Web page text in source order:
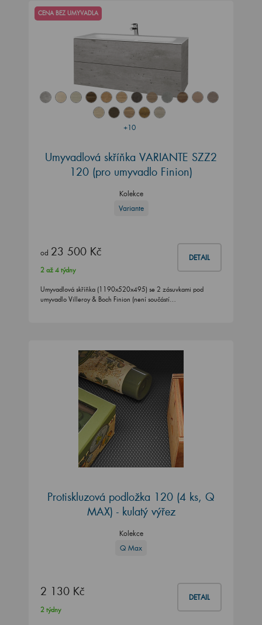
+10
CENA BEZ UMYVADLA
Umyvadlová skříňka VARIANTE SZZ2
120 (pro umyvadlo Finion)
Kolekce
Variante
od 23 500 Kč DETAIL
2 až 4 týdny
Umyvadlová skříňka (1190x520x495) se 2 zásuvkami pod
umyvadlo Villeroy & Boch Finion (není součástí…
Protiskluzová podložka 120 (4 ks, Q
MAX) - kulatý výřez
Kolekce
Q Max
2 130 Kč DETAIL
2 týdny